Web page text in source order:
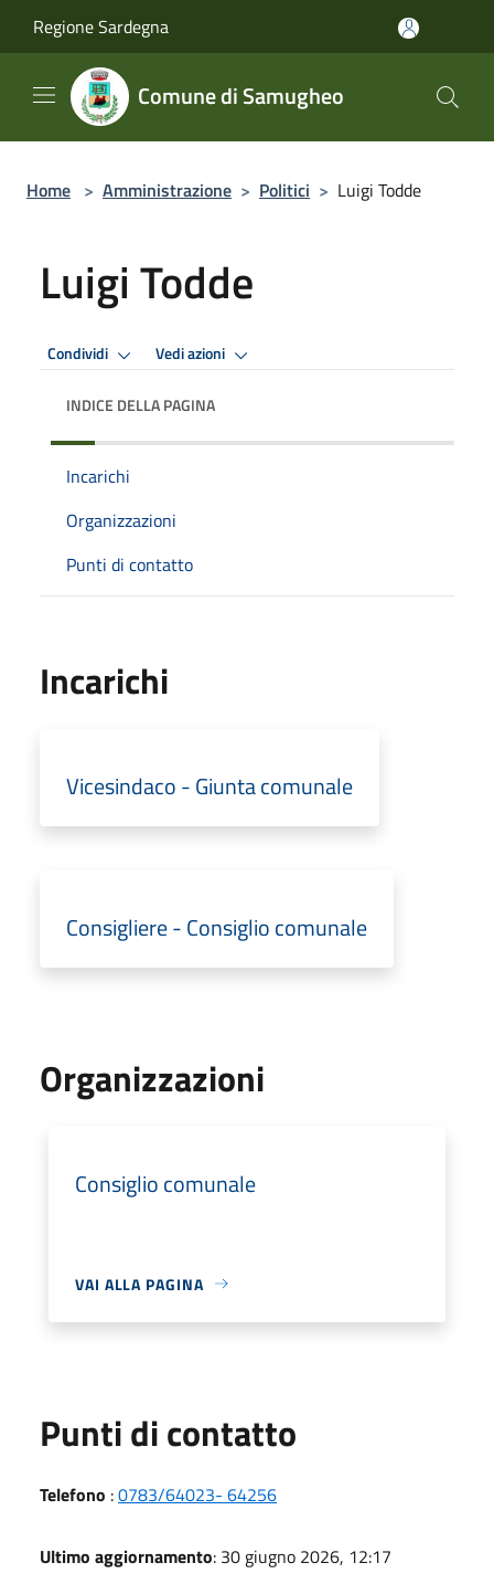
Regione Sardegna
Comune di Samugheo
Home > Amministrazione > Politici > Luigi Todde
Luigi Todde
Condividi Vedi azioni
INDICE DELLA PAGINA
Incarichi
Organizzazioni
Punti di contatto
Incarichi
Vicesindaco - Giunta comunale
Consigliere - Consiglio comunale
Organizzazioni
Consiglio comunale
VAI ALLA PAGINA
Punti di contatto
Telefono :0783/64023- 64256
Ultimo aggiornamento: 30 giugno 2026, 12:17